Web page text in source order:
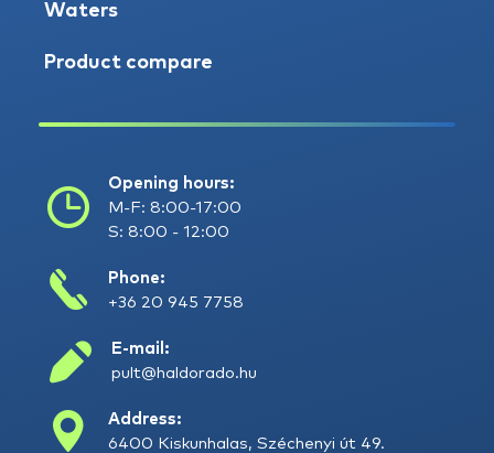
Waters
Product compare
Opening hours:
M-F: 8:00-17:00
S: 8:00 - 12:00
Phone:
+36 20 945 7758
E-mail:
pult@haldorado.hu
Address:
6400 Kiskunhalas, Széchenyi út 49.